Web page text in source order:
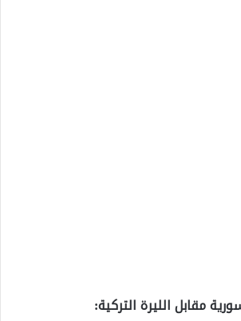
مقابل الليرة التركية: